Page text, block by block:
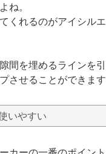
ね。
くれるのがアイシル
間を埋めるラインを
させることができます
いやすい